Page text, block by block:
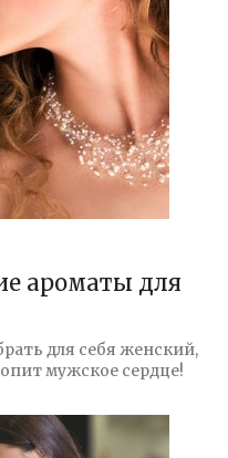
ароматы для
для себя женский,
мужское сердце!